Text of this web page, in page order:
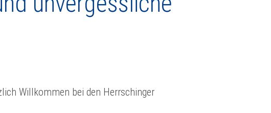
Willkommen bei den Herrschinger